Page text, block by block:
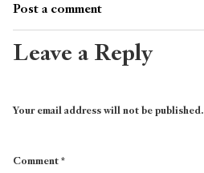
Post a comment
Leave a Reply
Your email address will not be published.
Comment*